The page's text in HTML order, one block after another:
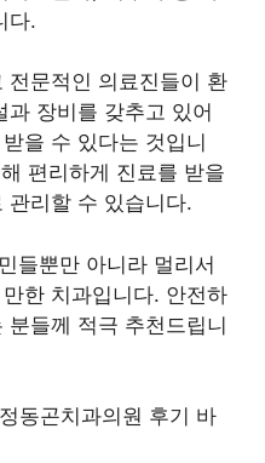
다.
전문적인 의료진들이 환
장비를 갖추고 있어
을 수 있다는 것입니
편리하게 진료를 받을
관리할 수 있습니다.
들뿐만 아니라 멀리서
한 치과입니다. 안전하
분들께 적극 추천드립니
동곤치과의원 후기 바